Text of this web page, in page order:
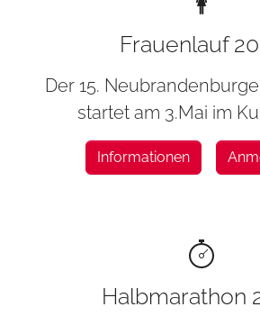
Frauenlauf
Der 15.
startet am 3.Mai im
Informationen
Halbmarathon